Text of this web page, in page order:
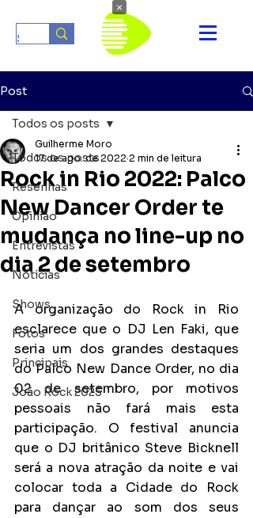
Post
Todos os posts
Resenhas
Opinião
Entrevistas
Notícias
Shows
Fotos
Principais
João Rock 2025
Todos os posts
Rock in Rio 2022: Palco
New Dancer Order te
mudança no line-up no
dia 2 de setembro
Guilherme Moro
17 de ago. de 2022 2 min de leitura
A organização do Rock in Rio
esclarece que o DJ Len Faki, que
seria um dos grandes destaques
do Palco New Dance Order, no dia
02 de setembro, por motivos
pessoais não fará mais esta
participação. O festival anuncia
que o DJ britânico Steve Bicknell
será a nova atração da noite e vai
colocar toda a Cidade do Rock
para dançar ao som dos seus
×